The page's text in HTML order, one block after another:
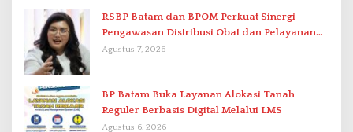
RSBP Batam dan BPOM Perkuat Sinergi
Pengawasan Distribusi Obat dan Pelayanan
Kefarmasian
Agustus 7, 2026
BP Batam Buka Layanan Alokasi Tanah
Reguler Berbasis Digital Melalui LMS
Agustus 6, 2026